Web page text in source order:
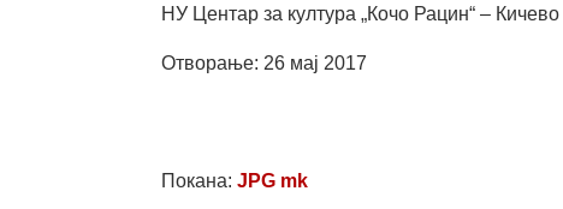
НУ Центар за култура „Кочо Рацин“ – Кичево
Отворање: 26 мај 2017
Покана:JPG mk